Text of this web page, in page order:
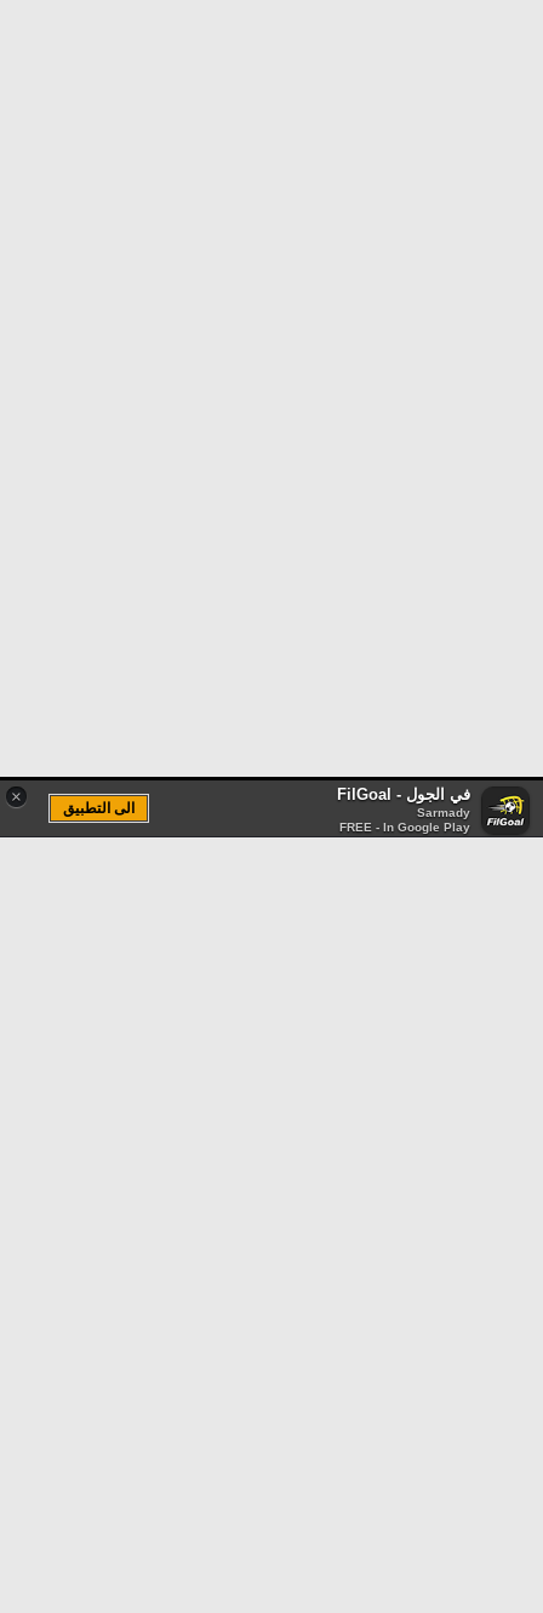
× في الجول - FilGoal
Sarmady
FREE - In Google Play
الى التطبيق